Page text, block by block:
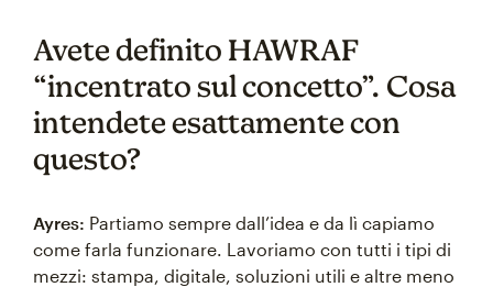
Avete definito HAWRAF
“incentrato sul concetto”. Cosa
intendete esattamente con
questo?
Ayres: Partiamo sempre dall’idea e da lì capiamo
come farla funzionare. Lavoriamo con tutti i tipi di
mezzi: stampa, digitale, soluzioni utili e altre meno